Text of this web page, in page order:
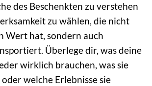
des Beschenkten zu verstehen
zu wählen, die nicht
Wert hat, sondern auch
Überlege dir, was deine
wirklich brauchen, was sie
welche Erlebnisse sie